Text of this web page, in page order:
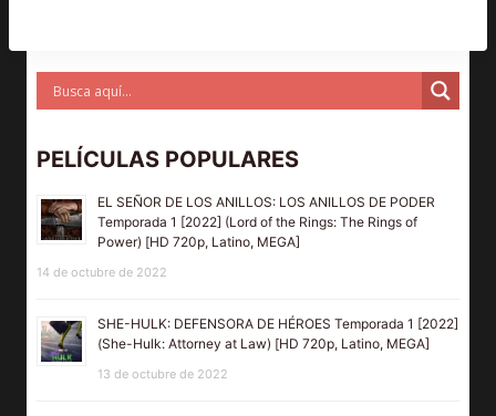
PELÍCULAS POPULARES
EL SEÑOR DE LOS ANILLOS: LOS ANILLOS DE PODER
Temporada 1 [2022] (Lord of the Rings: The Rings of
Power) [HD 720p, Latino, MEGA]
14 de octubre de 2022
SHE-HULK: DEFENSORA DE HÉROES Temporada 1 [2022]
(She-Hulk: Attorney at Law) [HD 720p, Latino, MEGA]
13 de octubre de 2022